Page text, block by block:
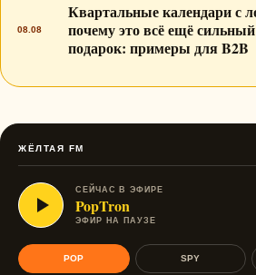
08.08
Квартальные календари с
почему это всё ещё
подарок: примеры для B2B
ЖЁЛТАЯ FM
СЕЙЧАС В ЭФИРЕ
PopTron
ЭФИР НА ПАУЗЕ
POP SPY